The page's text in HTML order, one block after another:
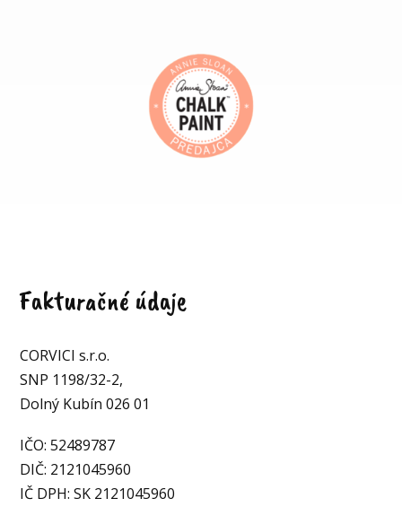
Fakturačné údaje
CORVICI s.r.o.
SNP 1198/32-2,
Dolný Kubín 026 01
IČO: 52489787
DIČ: 2121045960
IČ DPH: SK 2121045960